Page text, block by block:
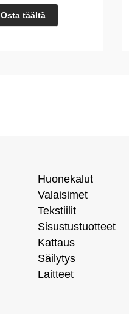
Osta täältä
Huonekalut
Valaisimet
Tekstiilit
Sisustustuotteet
Kattaus
Säilytys
Laitteet